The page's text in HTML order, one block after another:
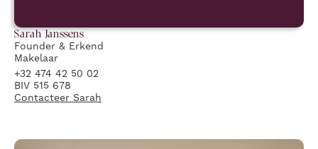
Sarah Janssens
Founder & Erkend
Makelaar
+32 474 42 50 02
BIV 515 678
Contacteer Sarah